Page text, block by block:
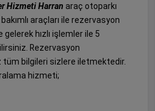
Hizmeti Harran araç otoparkı
araçları ile rezervasyon
hızlı işlemler ile 5
Rezervasyon
bilgileri sizlere iletmektedir.
hizmeti;